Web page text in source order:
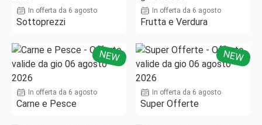
In offerta da 6 agosto
Sottoprezzi
In offerta da 6 agosto
Frutta e Verdura
NEW
In offerta da 6 agosto
Carne e Pesce
NEW
In offerta da 6 agosto
Super Offerte